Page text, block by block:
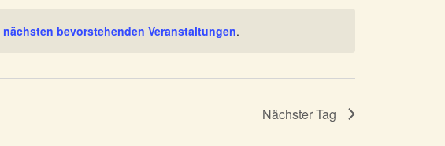
nächsten bevorstehenden Veranstaltungen.
Nächster Tag